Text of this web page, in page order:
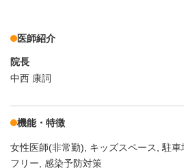
医師紹介
院長
中西 康詞
機能・特徴
女性医師(非常勤) キッズスペース 駐車
フリー 感染予防対策